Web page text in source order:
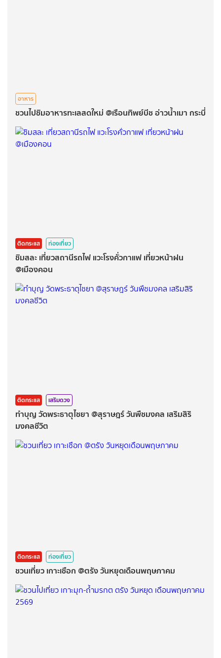
อาหาร
ชวนไปชิมอาหารทะเลสดใหม่ @เรือนทิพย์บีช อ่าวน้ำเมา กระบี่
ติดกระแส ท่องเที่ยว
ชิมสละ เที่ยวสถานีรถไฟ แวะโรงคั่วกาแฟ เที่ยวหน้าฝน
@เมืองคอน
ติดกระแส เสริมดวง
ทำบุญ วัดพระธาตุไชยา @สุราษฎร์ วันพืชมงคล เสริมสิริ
มงคลชีวิต
ติดกระแส ท่องเที่ยว
ชวนเที่ยว เกาะเชือก @ตรัง วันหยุดเดือนพฤษภาคม